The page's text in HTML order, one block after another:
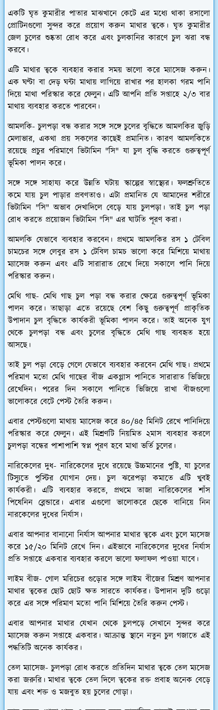
একটি ঘৃত কুমারীর পাতার মাঝখানে কেটে এর মধ্যে থাকা রসালো
প্রোটিনগুলো সুন্দর করে প্রয়োগ করুন মাথার ত্বকে। ঘৃত কুমারীর
জেল চুলের শুষ্কতা রোধ করে এবং চুলকানির কারণে চুল ঝরা বন্ধ
করবে।
এটি মাথার ত্বকে ব্যবহার করার সময় ভালো করে ম্যাসেজ করুন।
এক ঘণ্টা বা দেড় ঘন্টা মাথায় লাগিয়ে রাখার পর হালকা গরম পানি
দিয়ে মাথা পরিস্কার করে ফেলুন। এটি আপনি প্রতি সপ্তাহে ২/৩ বার
মাথায় ব্যবহার করতে পারবেন।
আমলকি- চুলপড়া বন্ধ করার সঙ্গে সঙ্গে চুলের বৃদ্ধিতে আমলকির জুড়ি
মেলাভার, একথা প্রয় সকলের কাছেই প্রমানিত। কারণ আমলকিতে
রয়েছে প্রচুর পরিমাণে ভিটামিন "সি" যা চুল বৃদ্ধি করতে গুরুত্বপূর্ণ
ভূমিকা পালন করে।
সঙ্গে সঙ্গে সাহায্য করে উন্নতি ঘটায় স্কাল্পের স্বাস্থ্যের। ফলশ্রুতিতে
কমে যায় চুল পাড়ার প্রবণতাও। এটা প্রমানিত যে আমাদের শরীরে
ভিটামিন "সি" অভাব দেখাদিলে বেড়ে যায় চুলপড়া। তাই চুল পড়া
রোধ করতে প্রয়োজন ভিটামিন "সি" এর ঘাটতি পূরণ করা।
আমলকি যেভাবে ব্যবহার করবেন। প্রথমে আমলকির রস ১ টেবিল
চামচের সঙ্গে লেবুর রস ১ টেবিল চামচ ভালো করে মিশিয়ে মাথায়
ম্যাসেজ করুন এবং এটি সারারাত রেখে দিয়ে সকালে পানি দিয়ে
পরিস্কার করুন।
মেথি গাছ- মেথি গাছ চুল পড়া বন্ধ করার ক্ষেত্রে গুরুত্বপূর্ণ ভূমিকা
পালন করে। তাছাড়া এতে রয়েছে বেশ কিছু গুরুত্বপূর্ণ প্রাকৃতিক
উপাদান চুল বৃদ্ধিতে কার্যকরী ভূমিকা পালন করে। তাই অনেক যুগ
থেকে চুলপড়া বন্ধ এবং চুলের বৃদ্ধিতে মেথি গাছ ব্যবহৃত হয়ে
আসছে।
তাই চুল পড়া বেড়ে গেলে যেভাবে ব্যবহার করবেন মেথি গাছ। প্রথমে
পরিমাণ মতো মেথি গাছের বীজ একগ্লাস পানিতে সারারাত ভিজিয়ে
রেখেদিন। পরের দিন সকালে পানিতে ভিজিয়ে রাখা বীজগুলো
ভালোকরে বেটে পেস্ট তৈরি করুন।
এবার পেস্টগুলো মাথায় ম্যাসেজ করে ৪০/৪৫ মিনিট রেখে পানিদিয়ে
পরিস্কার করে ফেলুন। এই মিশ্রণটি নিয়মিত ২মাস ব্যবহার করলে
চুলপড়া বন্ধের পাশাপাশি স্বপ্ন পূরণ হবে মাথা ভর্তি চুলের।
নারিকেলের দুধ- নারিকেলের দুধে রয়েছে উচ্চমানের পুষ্টি, যা চুলের
টিস্যুতে পুস্টির যোগান দেয়। চুল ঝরেপড়া কমাতে এটি খুবই
কার্যকরী। এটি ব্যবহার করতে, প্রথমে তাজা নারিকেলের শাঁস
পিষেনিন ব্লেন্ডারে। এবার এগুলো ভালোকরে ছেকে বানিয়ে নিন
নারকেলের দুধের নির্যাস।
এবার আপনার বানানো নির্যাস আপনার মাথার ত্বকে এবং চুলে ম্যসেজ
করে ১৫/২০ মিনিট রেখে দিন। এইভাবে নারিকেলের দুধের নির্যাস
প্রতি সপ্তাহে একবার ব্যবহার করলে ভালো ফলাফল পাওয়া যাবে।
লাইম বীজ-গোল মরিচের গুড়োর সঙ্গে লাইম বীজের মিশ্রণ আপনার
মাথার ত্বকের ছোট ছোট ক্ষত সারতে কার্যকর। উপাদান দুটি গুড়ো
করে এর সঙ্গে পরিমাণ মতো পানি মিশিয়ে তৈরি করুন পেস্ট।
এবার আপনার মাথার যেখান থেকে চুলপড়ে সেখানে সুন্দর করে
ম্যাসেজ করুন সপ্তাহে একবার। আক্রান্ত স্থানে নতুন চুল গজাতে এই
পদ্ধতিটি অনেক কার্যকর।
তেল ম্যাসেজ- চুলপড়া রোধ করতে প্রতিদিন মাথার ত্বকে তেল ম্যসেজ
করা জরুরি। মাথার ত্বকে তেল দিলে ত্বকের রক্ত প্রবাহ অনেক বেড়ে
যায় এবং শক্ত ও মজবুত হয় চুলের গোড়া।